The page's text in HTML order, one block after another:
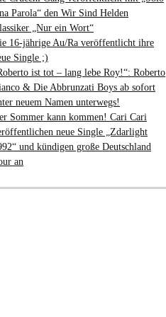
Parola“ den Wir Sind Helden
„Nur ein Wort“
16-jährige Au/Ra veröffentlicht ihre
Single ;)
ist tot – lang lebe Roy!“: Roberto
& Die Abbrunzati Boys ab sofort
neuem Namen unterwegs!
Sommer kann kommen! Cari Cari
neue Single „Zdarlight
und kündigen große Deutschland
an